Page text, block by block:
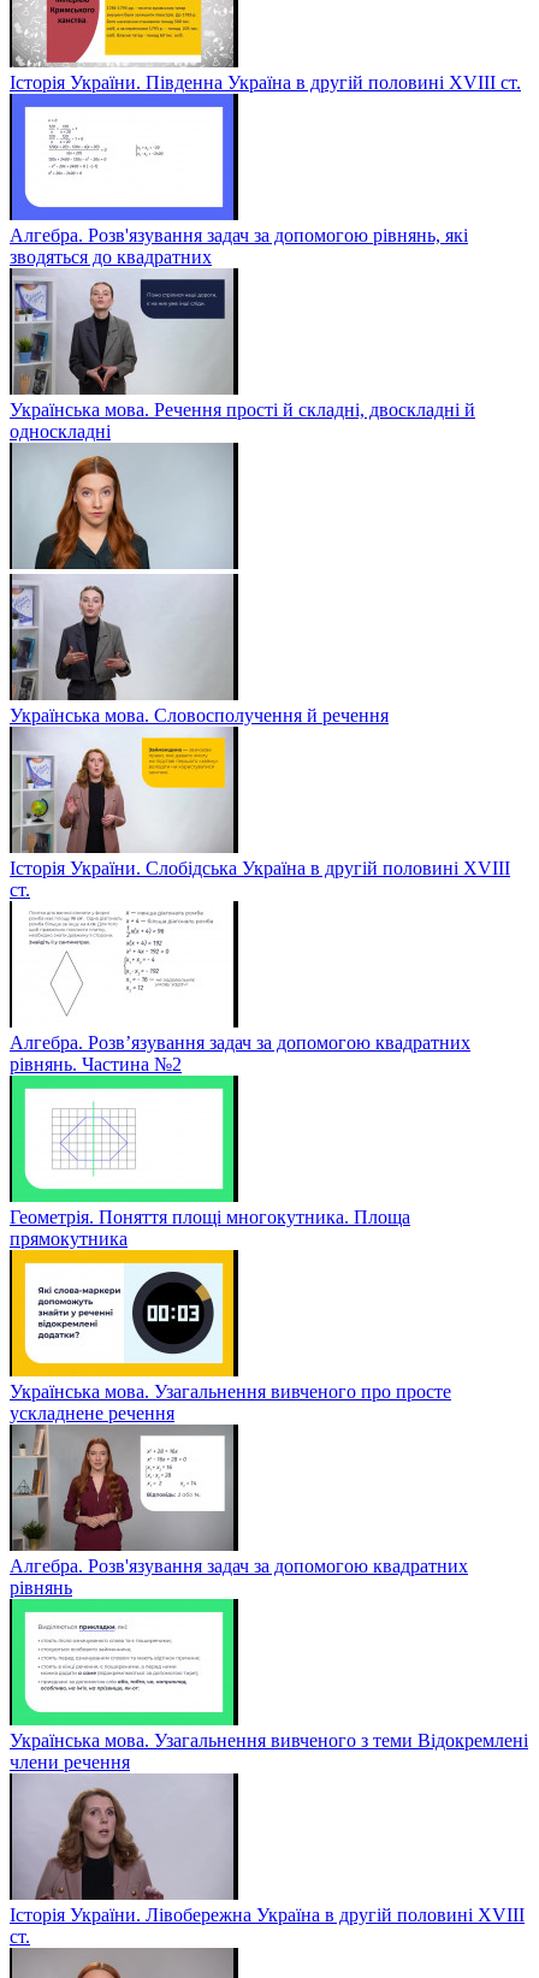
Історія України. Південна Україна в другій половині ХVІІІ ст.
Алгебра. Розв'язування задач за допомогою рівнянь, які
зводяться до квадратних
Українська мова. Речення прості й складні, двоскладні й
односкладні
Українська мова. Словосполучення й речення
Історія України. Слобідська Україна в другій половині ХVIIІ
ст.
Алгебра. Розв’язування задач за допомогою квадратних
рівнянь. Частина №2
Геометрія. Поняття площі многокутника. Площа
прямокутника
Українська мова. Узагальнення вивченого про просте
ускладнене речення
Алгебра. Розв'язування задач за допомогою квадратних
рівнянь
Українська мова. Узагальнення вивченого з теми Відокремлені
члени речення
Історія України. Лівобережна Україна в другій половині ХVIIІ
ст.